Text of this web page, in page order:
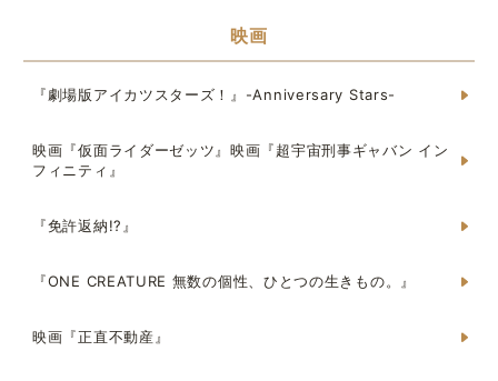
映画
『劇場版アイカツスターズ！』-Anniversary Stars-
映画『仮面ライダーゼッツ』映画『超宇宙刑事ギャバン イン
フィニティ』
『免許返納!?』
『ONE CREATURE 無数の個性、ひとつの生きもの。』
映画『正直不動産』